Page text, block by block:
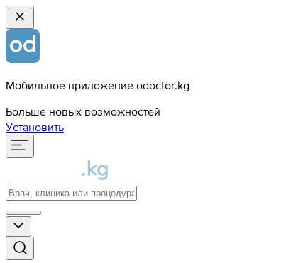
Мобильное приложение odoctor.kg
Больше новых возможностей
Установить